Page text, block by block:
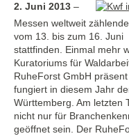
2. Juni 2013 –
Messen weltweit
vom 13. bis zum 16. Juni
stattfinden. Einmal mehr
Kuratoriums für
RuheForst GmbH
fungiert in diesem Jahr
Württemberg. Am letzten
nicht nur für
geöffnet sein. Der